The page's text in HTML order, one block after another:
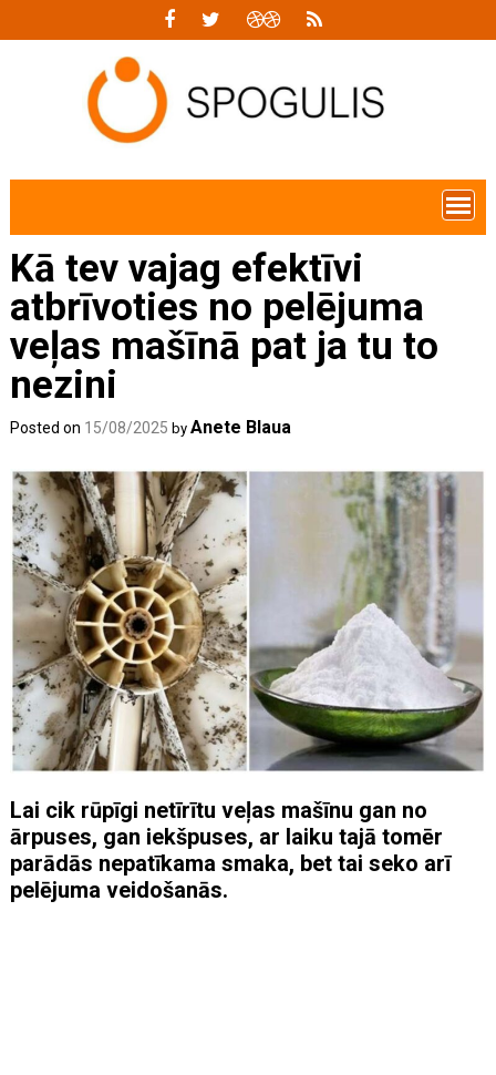
Kā tev vajag efektīvi
atbrīvoties no pelējuma
veļas mašīnā pat ja tu to
nezini
Posted on 15/08/2025 byAnete Blaua
Lai cik rūpīgi netīrītu veļas mašīnu gan no
ārpuses, gan iekšpuses, ar laiku tajā tomēr
parādās nepatīkama smaka, bet tai seko arī
pelējuma veidošanās.